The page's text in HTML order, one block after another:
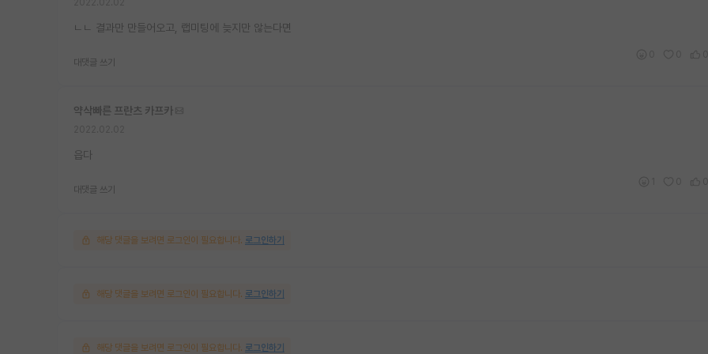
ㄴㄴ 결과만 만들어오고, 랩미팅에 늦지만 않는다면
대댓글 쓰기
약삭빠른 프란츠 카프카
읍다
대댓글 쓰기
해당 댓글을 보려면 로그인이 필요합니다. 로그인하기
해당 댓글을 보려면 로그인이 필요합니다. 로그인하기
해당 댓글을 보려면 로그인이 필요합니다. 로그인하기